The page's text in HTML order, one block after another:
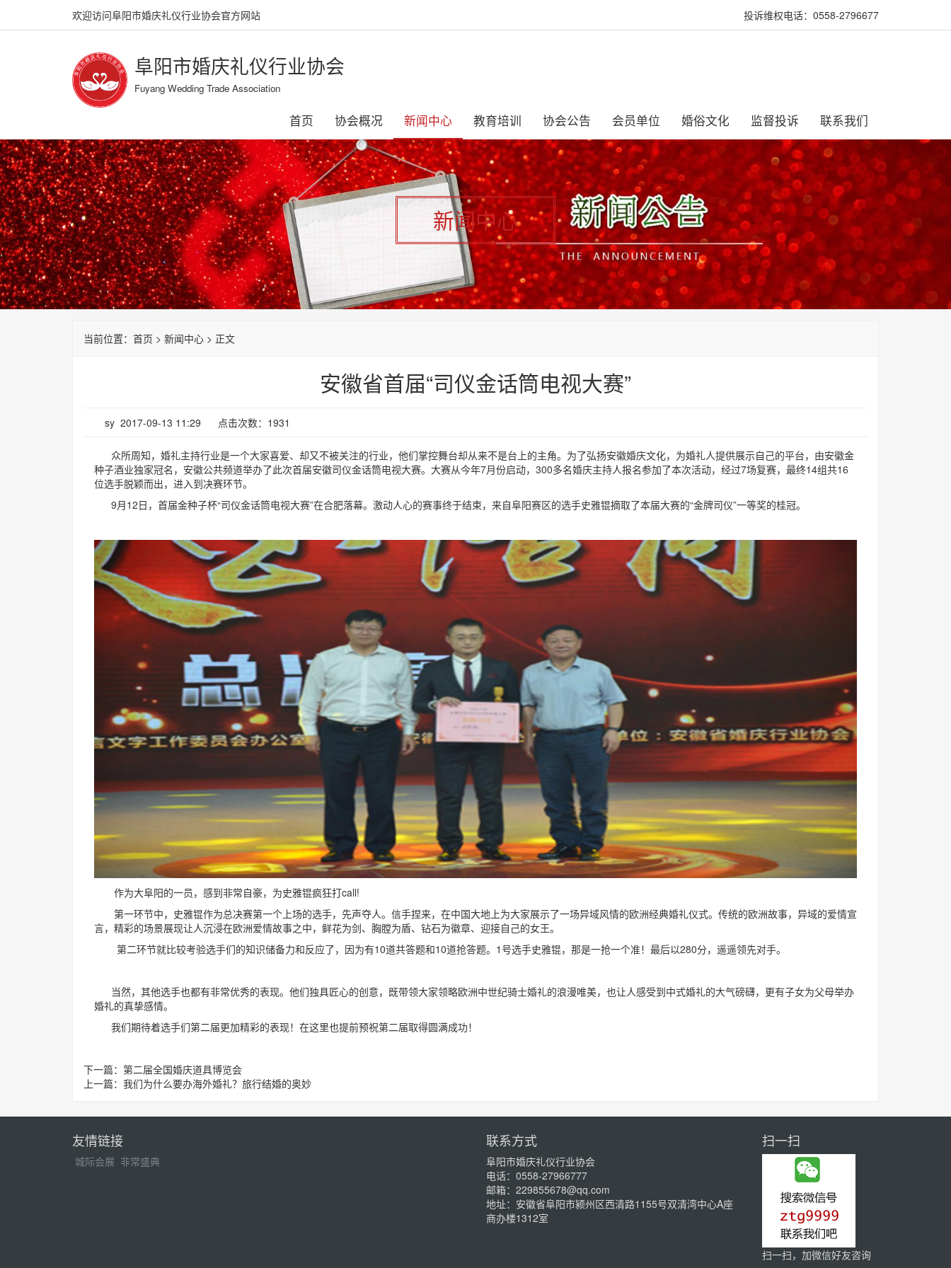
欢迎访问阜阳市婚庆礼仪行业协会官方网站 投诉维权电话：0558-2796677
阜阳市婚庆礼仪行业协会
Fuyang Wedding Trade Association
首页 协会概况 新闻中心 教育培训 协会公告 会员单位 婚俗文化 监督投诉 联系我们
新闻中心
当前位置： 首页 > 新闻中心 > 正文
安徽省首届“司仪金话筒电视大赛”
sy 2017-09-13 11:29 点击次数：1931
众所周知，婚礼主持行业是一个大家喜爱、却又不被关注的行业，他们掌控舞台却从来不是台上的主角。为了弘扬安徽婚庆文化，为婚礼人提供展示自己的平台，由安徽金
种子酒业独家冠名，安徽公共频道举办了此次首届安徽司仪金话筒电视大赛。大赛从今年7月份启动，300多名婚庆主持人报名参加了本次活动，经过7场复赛，最终14组共16
位选手脱颖而出，进入到决赛环节。
9月12日，首届金种子杯“司仪金话筒电视大赛”在合肥落幕。激动人心的赛事终于结束，来自阜阳赛区的选手史雅锟摘取了本届大赛的“金牌司仪”一等奖的桂冠。
作为大阜阳的一员，感到非常自豪，为史雅锟疯狂打call!
第一环节中，史雅锟作为总决赛第一个上场的选手，先声夺人。信手捏来，在中国大地上为大家展示了一场异域风情的欧洲经典婚礼仪式。传统的欧洲故事，异域的爱情宣
言，精彩的场景展现让人沉浸在欧洲爱情故事之中，鲜花为剑、胸膛为盾、钻石为徽章、迎接自己的女王。
第二环节就比较考验选手们的知识储备力和反应了，因为有10道共答题和10道抢答题。1号选手史雅锟，那是一抢一个准！最后以280分，遥遥领先对手。
当然，其他选手也都有非常优秀的表现。他们独具匠心的创意，既带领大家领略欧洲中世纪骑士婚礼的浪漫唯美，也让人感受到中式婚礼的大气磅礴，更有子女为父母举办
婚礼的真挚感情。
我们期待着选手们第二届更加精彩的表现！在这里也提前预祝第二届取得圆满成功！
下一篇： 第二届全国婚庆道具博览会
上一篇： 我们为什么要办海外婚礼？旅行结婚的奥妙
友情链接
城际会展 非常盛典
联系方式
阜阳市婚庆礼仪行业协会
电话： 0558-27966777
邮箱：229855678@qq.com
地址： 安徽省阜阳市颍州区西清路1155号双清湾中心A座
商办楼1312室
扫一扫
扫一扫，加微信好友咨询